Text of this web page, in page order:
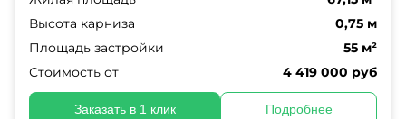
Высота карниза
0,75 м
Площадь застройки
55 м²
Стоимость от
4 419 000 руб
Заказать в 1 клик Подробнее